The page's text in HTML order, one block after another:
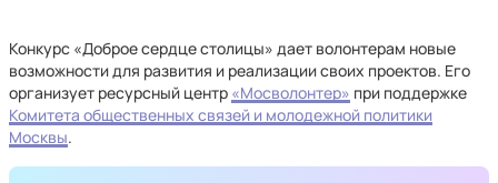
Конкурс «Доброе сердце столицы» дает волонтерам новые
возможности для развития и реализации своих проектов. Его
организует ресурсный центр «Мосволонтер» при поддержке
Комитета общественных связей и молодежной политики
Москвы.